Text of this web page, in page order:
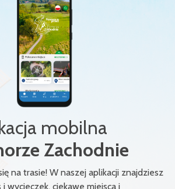
mobilna
Zachodnie
na trasie! W naszej aplikacji znajdziesz
i wycieczek, ciekawe miejsca i